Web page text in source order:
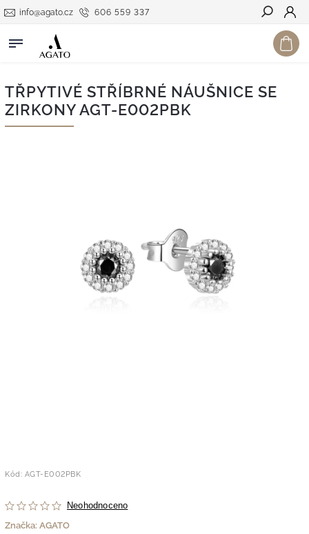
606 559 337
info@agato.cz
Hledat
TŘPYTIVÉ STŘÍBRNÉ NÁUŠNICE SE
ZIRKONY AGT-E002PBK
Kód: AGT-E002PBK
Neohodnoceno
Značka: AGATO